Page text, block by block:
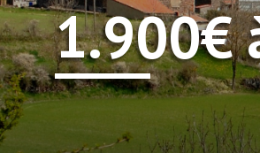
1.900€